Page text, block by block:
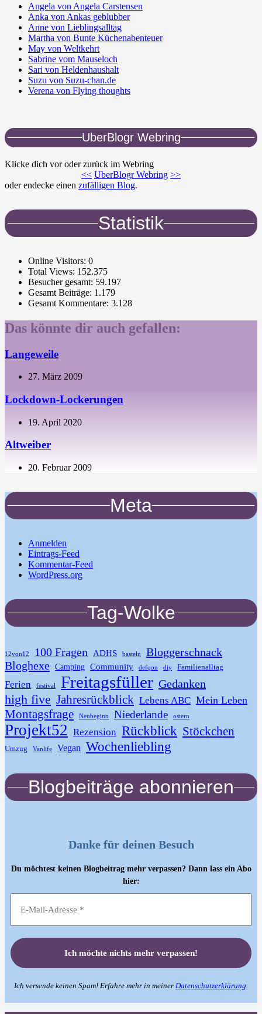
Angela von Angela Carstensen
Anka von Ankas geblubber
Anne von Lieblingsalltag
Martha von Bunte Küchenabenteuer
May von Weltkehrt
Sabrine vom Mauseloch
Sari von Heldenhaushalt
Suzu von Suzu-chan.de
Verena von Flying thoughts
UberBlogr Webring
Klicke dich vor oder zurück im Webring
<< UberBlogr Webring >>
oder endecke einen zufälligen Blog.
Statistik
Online Visitors: 0
Total Views: 152.375
Besucher gesamt: 59.197
Gesamt Beiträge: 1.179
Gesamt Kommentare: 3.128
Das könnte dir auch gefallen:
Langeweile
27. März 2009
Lockdown-Lockerungen
19. April 2020
Altweiber
20. Februar 2009
Meta
Anmelden
Eintrags-Feed
Kommentar-Feed
WordPress.org
Tag-Wolke
12von12 100 Fragen ADHS basteln
Bloggerschnack
Bloghexe Camping Community defqon diy Familienalltag
Ferien festival Freitagsfüller Gedanken
high five Jahresrückblick Lebens ABC Mein Leben
Montagsfrage Neubeginn Niederlande ostern
Projekt52 Rezension Rückblick Stöckchen
Umzug Vanlife Vegan Wochenliebling
Blogbeiträge abonnieren
Danke für deinen Besuch
Du möchtest keinen Blogbeitrag mehr verpassen? Dann lass ein Abo
hier:
Ich versende keinen Spam! Erfahre mehr in meiner Datenschutzerklärung.